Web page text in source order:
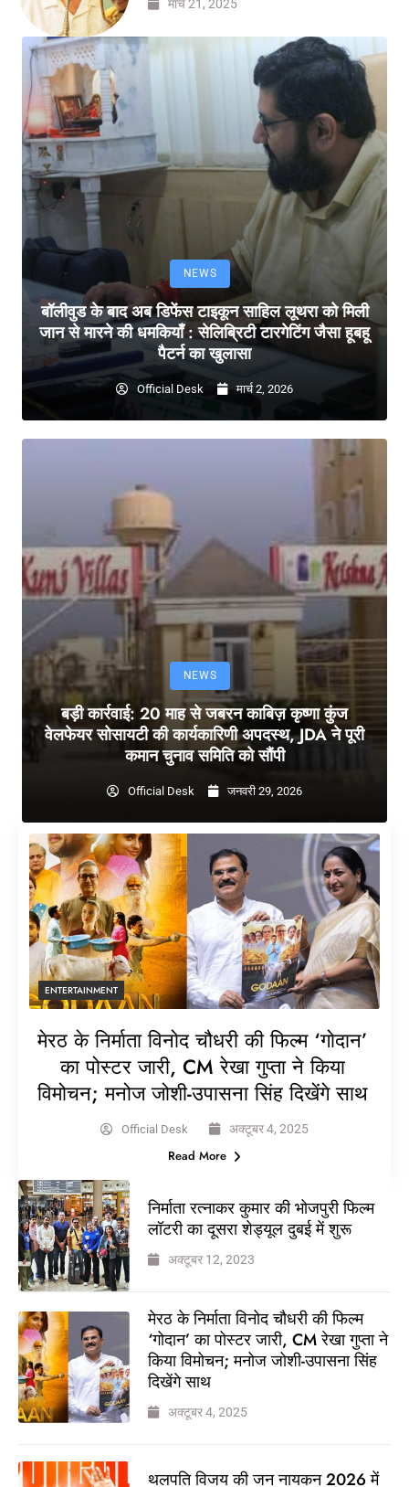
मार्च 21, 2025
NEWS
बॉलीवुड के बाद अब डिफेंस टाइकून साहिल लूथरा को मिली
जान से मारने की धमकियाँ : सेलिब्रिटी टारगेटिंग जैसा हूबहू
पैटर्न का खुलासा
Official Desk मार्च 2, 2026
NEWS
बड़ी कार्रवाई: 20 माह से जबरन काबिज़ कृष्णा कुंज
वेलफेयर सोसायटी की कार्यकारिणी अपदस्थ, JDA ने पूरी
कमान चुनाव समिति को सौंपी
Official Desk जनवरी 29, 2026
ENTERTAINMENT
मेरठ के निर्माता विनोद चौधरी की फिल्म ‘गोदान’
का पोस्टर जारी, CM रेखा गुप्ता ने किया
विमोचन; मनोज जोशी-उपासना सिंह दिखेंगे साथ
Official Desk अक्टूबर 4, 2025
Read More
निर्माता रत्नाकर कुमार की भोजपुरी फिल्म
लॉटरी का दूसरा शेड्यूल दुबई में शुरू
अक्टूबर 12, 2023
मेरठ के निर्माता विनोद चौधरी की फिल्म
‘गोदान’ का पोस्टर जारी, CM रेखा गुप्ता ने
किया विमोचन; मनोज जोशी-उपासना सिंह
दिखेंगे साथ
अक्टूबर 4, 2025
थलपति विजय की जन नायकन 2026 में